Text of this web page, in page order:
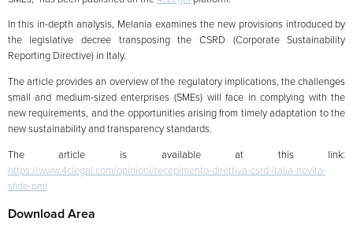
In this in-depth analysis, Melania examines the new provisions introduced by
the legislative decree transposing the CSRD (Corporate Sustainability
Reporting Directive) in Italy.
The article provides an overview of the regulatory implications, the challenges
small and medium-sized enterprises (SMEs) will face in complying with the
new requirements, and the opportunities arising from timely adaptation to the
new sustainability and transparency standards.
The article is available at this link:
https://www.4clegal.com/opinioni/recepimento-direttiva-csrd-italia-novita-
sfide-pmi
Download Area